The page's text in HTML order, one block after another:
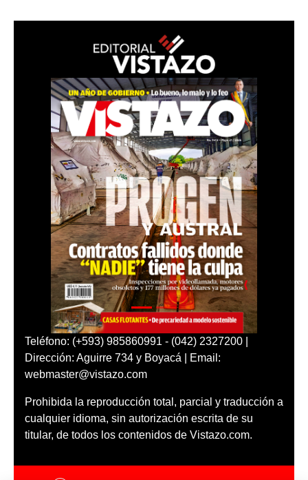
Teléfono: (+593) 985860991 - (042) 2327200 |
Dirección: Aguirre 734 y Boyacá | Email:
webmaster@vistazo.com
Prohibida la reproducción total, parcial y traducción a
cualquier idioma, sin autorización escrita de su
titular, de todos los contenidos de Vistazo.com.